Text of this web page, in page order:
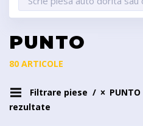
PUNTO
80 ARTICOLE
Filtrare piese PUNTO
rezultate